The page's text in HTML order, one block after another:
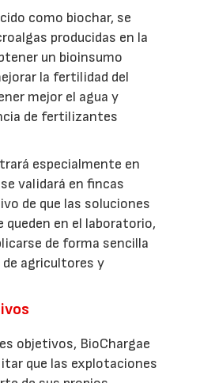
como biochar, se
producidas en la
un bioinsumo
la fertilidad del
mejor el agua y
de fertilizantes
especialmente en
validará en fincas
de que las soluciones
queden en el laboratorio,
de forma sencilla
de agricultores y
objetivos, BioChargae
que las explotaciones